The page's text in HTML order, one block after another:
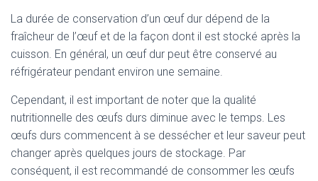
La durée de conservation d’un œuf dur dépend de la
fraîcheur de l’œuf et de la façon dont il est stocké après la
cuisson. En général, un œuf dur peut être conservé au
réfrigérateur pendant environ une semaine.
Cependant, il est important de noter que la qualité
nutritionnelle des œufs durs diminue avec le temps. Les
œufs durs commencent à se dessécher et leur saveur peut
changer après quelques jours de stockage. Par
conséquent, il est recommandé de consommer les œufs